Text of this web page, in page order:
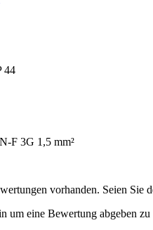
44
F 3G 1,5 mm²
vorhanden. Seien Sie
um eine Bewertung abgeben